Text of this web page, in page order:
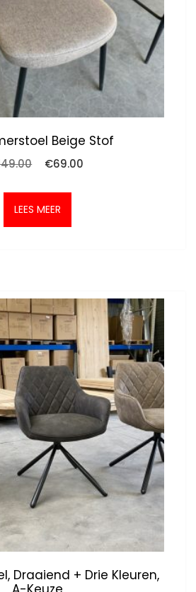
Beige Stof
Oorspronkelijke
was:
€149.00.
€69.00
LEES MEER
Draaiend + Drie Kleuren,